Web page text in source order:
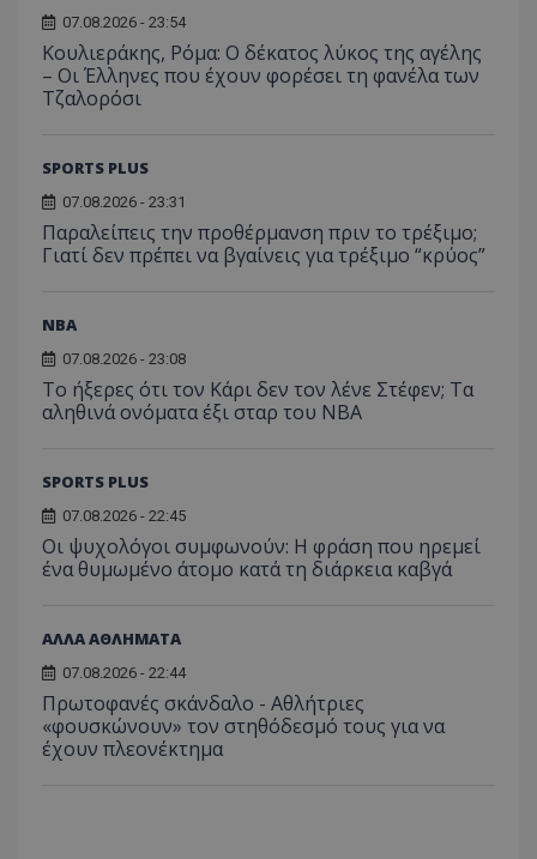
07.08.2026 - 23:54
Κουλιεράκης, Ρόμα: Ο δέκατος λύκος της αγέλης
– Οι Έλληνες που έχουν φορέσει τη φανέλα των
Τζαλορόσι
SPORTS PLUS
07.08.2026 - 23:31
Παραλείπεις την προθέρμανση πριν το τρέξιμο;
Γιατί δεν πρέπει να βγαίνεις για τρέξιμο “κρύος”
NBA
07.08.2026 - 23:08
Το ήξερες ότι τον Κάρι δεν τον λένε Στέφεν; Τα
αληθινά ονόματα έξι σταρ του NBA
SPORTS PLUS
07.08.2026 - 22:45
Οι ψυχολόγοι συμφωνούν: Η φράση που ηρεμεί
ένα θυμωμένο άτομο κατά τη διάρκεια καβγά
ΑΛΛΑ ΑΘΛΗΜΑΤΑ
07.08.2026 - 22:44
Πρωτοφανές σκάνδαλο - Aθλήτριες
«φουσκώνουν» τον στηθόδεσμό τους για να
έχουν πλεονέκτημα